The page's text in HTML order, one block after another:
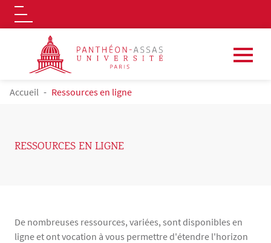
Aller au contenu principal
Logo
FIL D'ARIANE
Accueil Ressources en ligne
RESSOURCES EN LIGNE
De nombreuses ressources, variées, sont disponibles en
ligne et ont vocation à vous permettre d'étendre l'horizon